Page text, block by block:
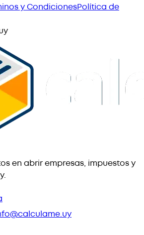
y CondicionesPolítica de
en abrir empresas, impuestos y